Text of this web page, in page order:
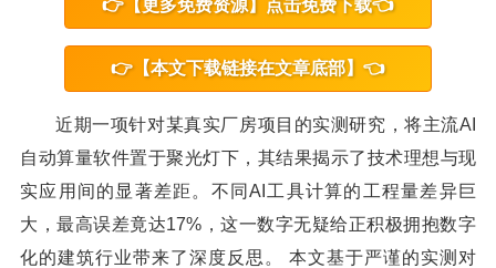
👉【更多免费资源】点击免费下载👈
👉【本文下载链接在文章底部】👈
近期一项针对某真实厂房项目的实测研究，将主流AI
自动算量软件置于聚光灯下，其结果揭示了技术理想与现
实应用间的显著差距。不同AI工具计算的工程量差异巨
大，最高误差竟达17%，这一数字无疑给正积极拥抱数字
化的建筑行业带来了深度反思。 本文基于严谨的实测对